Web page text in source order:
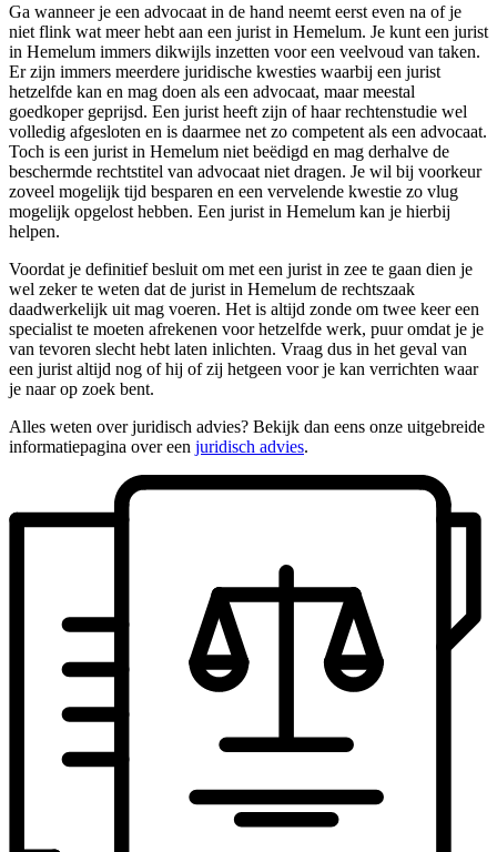
Ga wanneer je een advocaat in de hand neemt eerst even na of je
niet flink wat meer hebt aan een jurist in Hemelum. Je kunt een jurist
in Hemelum immers dikwijls inzetten voor een veelvoud van taken.
Er zijn immers meerdere juridische kwesties waarbij een jurist
hetzelfde kan en mag doen als een advocaat, maar meestal
goedkoper geprijsd. Een jurist heeft zijn of haar rechtenstudie wel
volledig afgesloten en is daarmee net zo competent als een advocaat.
Toch is een jurist in Hemelum niet beëdigd en mag derhalve de
beschermde rechtstitel van advocaat niet dragen. Je wil bij voorkeur
zoveel mogelijk tijd besparen en een vervelende kwestie zo vlug
mogelijk opgelost hebben. Een jurist in Hemelum kan je hierbij
helpen.
Voordat je definitief besluit om met een jurist in zee te gaan dien je
wel zeker te weten dat de jurist in Hemelum de rechtszaak
daadwerkelijk uit mag voeren. Het is altijd zonde om twee keer een
specialist te moeten afrekenen voor hetzelfde werk, puur omdat je je
van tevoren slecht hebt laten inlichten. Vraag dus in het geval van
een jurist altijd nog of hij of zij hetgeen voor je kan verrichten waar
je naar op zoek bent.
Alles weten over juridisch advies? Bekijk dan eens onze uitgebreide
informatiepagina over een juridisch advies.